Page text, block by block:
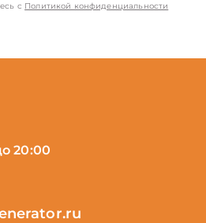
с Политикой конфиденциальности
20:00